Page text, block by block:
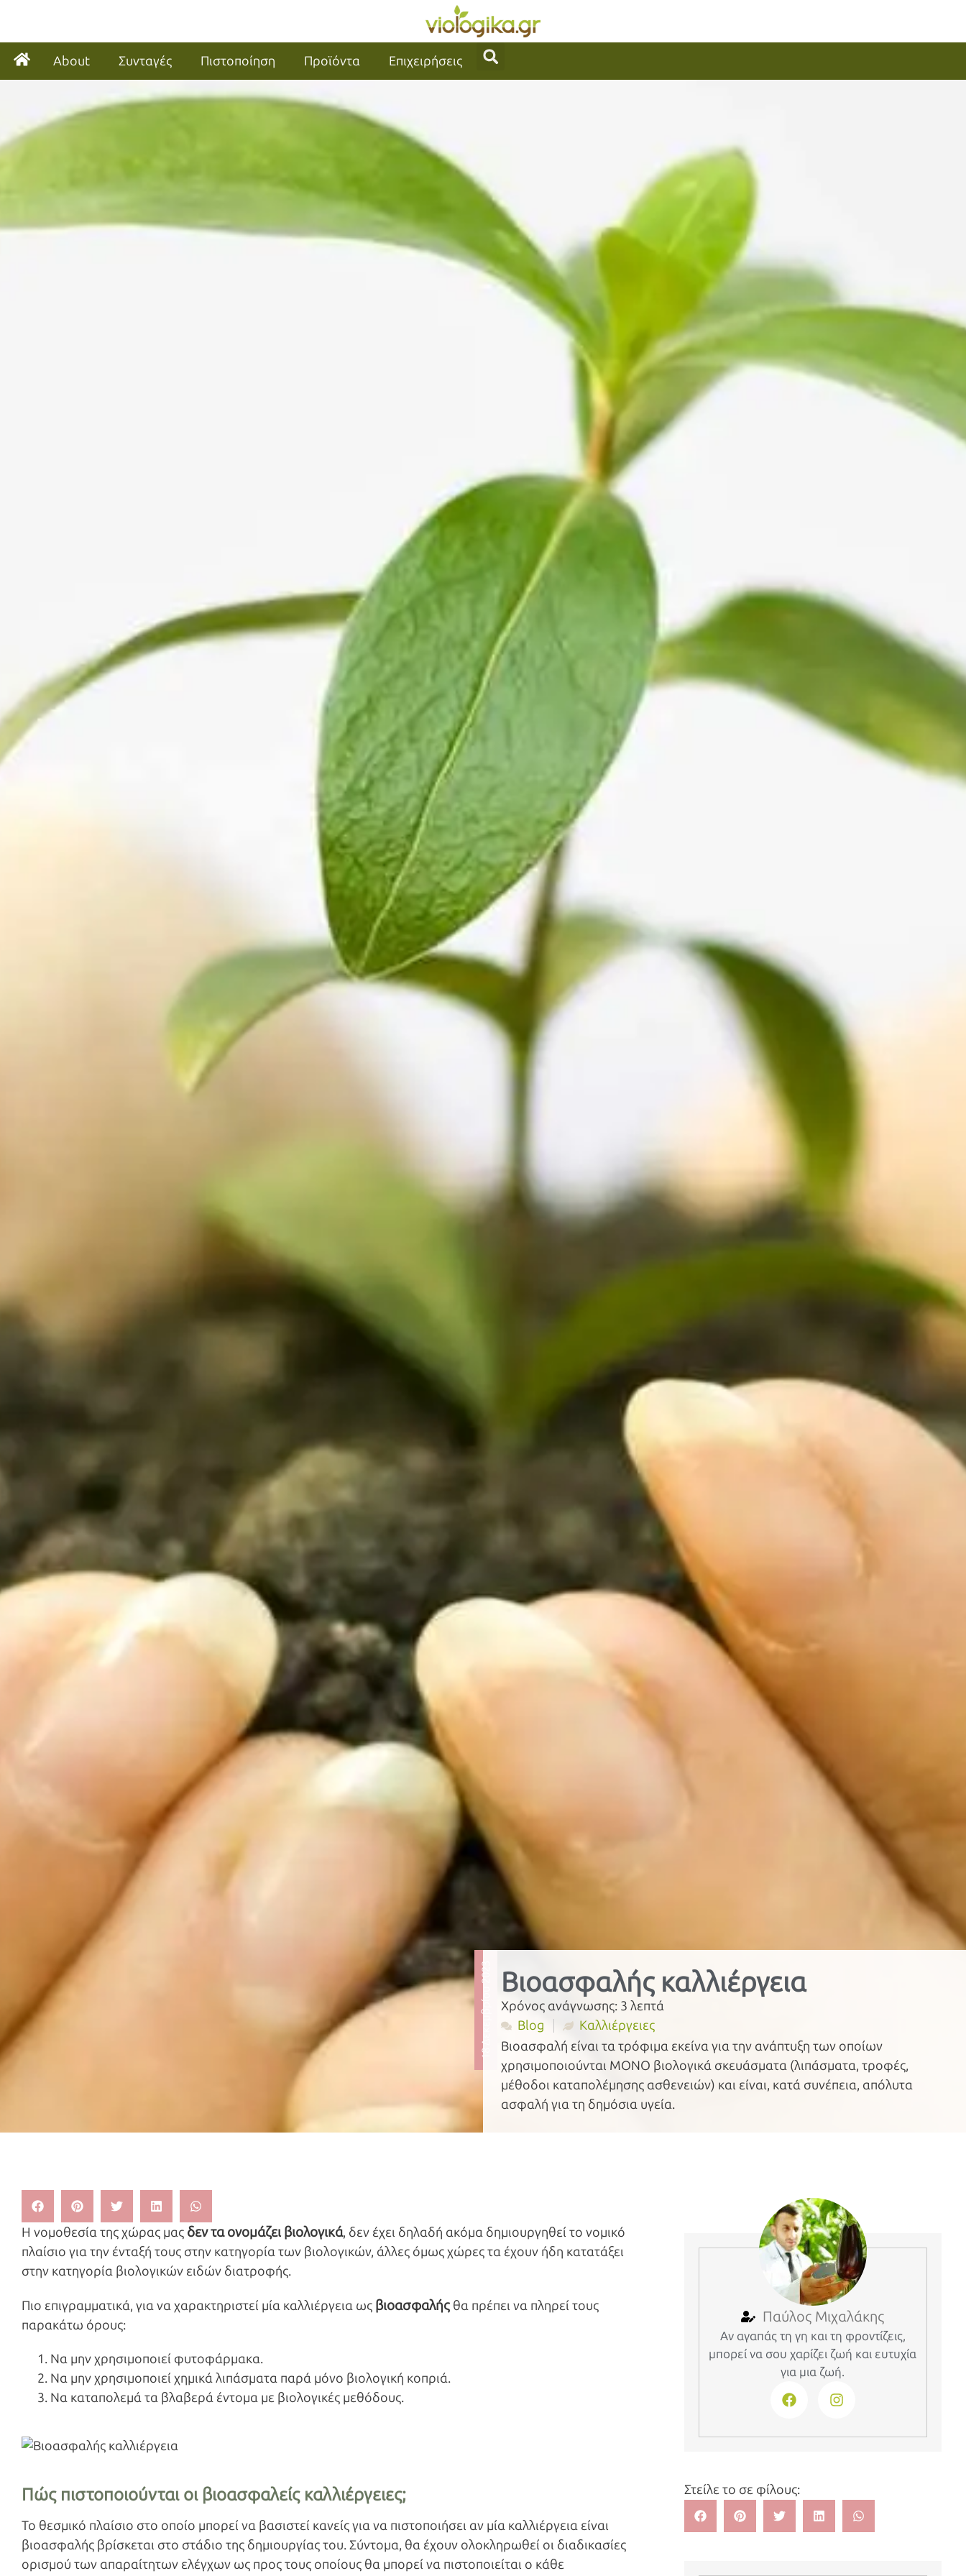
About Συνταγές Πιστοποίηση Προϊόντα Επιχειρήσεις
18 Δεκεμβρίου 2023 Βιοασφαλής καλλιέργεια
Χρόνος ανάγνωσης: 3 λεπτά
Blog
Καλλιέργειες
Βιοασφαλή είναι τα τρόφιμα εκείνα για την ανάπτυξη των οποίων
χρησιμοποιούνται ΜΟΝΟ βιολογικά σκευάσματα (λιπάσματα, τροφές,
μέθοδοι καταπολέμησης ασθενειών) και είναι, κατά συνέπεια, απόλυτα
ασφαλή για τη δημόσια υγεία.
Η νομοθεσία της χώρας μας δεν τα ονομάζει βιολογικά, δεν έχει δηλαδή ακόμα δημιουργηθεί το νομικό
πλαίσιο για την ένταξή τους στην κατηγορία των βιολογικών, άλλες όμως χώρες τα έχουν ήδη κατατάξει
στην κατηγορία βιολογικών ειδών διατροφής.
Πιο επιγραμματικά, για να χαρακτηριστεί μία καλλιέργεια ως βιοασφαλής θα πρέπει να πληρεί τους
παρακάτω όρους:
Να μην χρησιμοποιεί φυτοφάρμακα.
Να μην χρησιμοποιεί χημικά λιπάσματα παρά μόνο βιολογική κοπριά.
Να καταπολεμά τα βλαβερά έντομα με βιολογικές μεθόδους.
Πώς πιστοποιούνται οι βιοασφαλείς καλλιέργειες;
Το θεσμικό πλαίσιο στο οποίο μπορεί να βασιστεί κανείς για να πιστοποιήσει αν μία καλλιέργεια είναι
βιοασφαλής βρίσκεται στο στάδιο της δημιουργίας του. Σύντομα, θα έχουν ολοκληρωθεί οι διαδικασίες
ορισμού των απαραίτητων ελέγχων ως προς τους οποίους θα μπορεί να πιστοποιείται ο κάθε
Παύλος Μιχαλάκης
Αν αγαπάς τη γη και τη φροντίζεις,
μπορεί να σου χαρίζει ζωή και ευτυχία
για μια ζωή.
Στείλε το σε φίλους: